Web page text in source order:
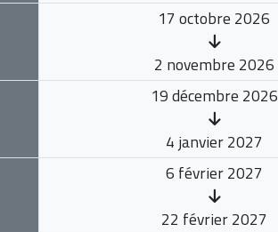
17 octobre 2026
2 novembre 2026
19 décembre 2026
4 janvier 2027
6 février 2027
22 février 2027